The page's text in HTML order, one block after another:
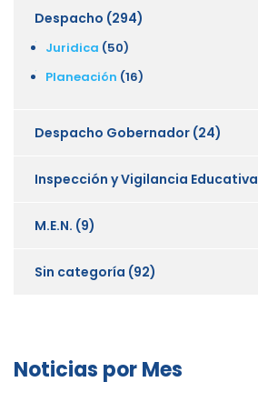
Despacho (294)
Juridica (50)
Planeación (16)
Despacho Gobernador (24)
Inspección y Vigilancia Educativa
M.E.N. (9)
Sin categoría (92)
Noticias por Mes